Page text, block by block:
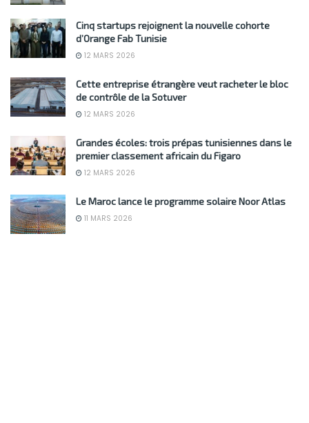
Cinq startups rejoignent la nouvelle cohorte
d’Orange Fab Tunisie
12 MARS 2026
Cette entreprise étrangère veut racheter le bloc
de contrôle de la Sotuver
12 MARS 2026
Grandes écoles: trois prépas tunisiennes dans le
premier classement africain du Figaro
12 MARS 2026
Le Maroc lance le programme solaire Noor Atlas
11 MARS 2026